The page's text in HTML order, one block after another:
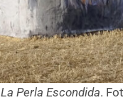
La Perla Escondida.